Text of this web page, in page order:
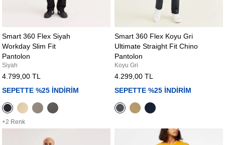
+2 Renk
Smart 360 Flex Siyah
Workday Slim Fit
Pantolon
Siyah
4.799,00 TL
SEPETTE %25 İNDİRİM
Smart 360 Flex Koyu Gri
Ultimate Straight Fit Chino
Pantolon
Koyu Gri
4.299,00 TL
SEPETTE %25 İNDİRİM